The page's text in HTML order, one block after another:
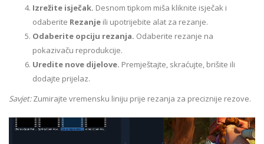
Izrežite isječak. Desnom tipkom miša kliknite isječak i
odaberite Rezanje ili upotrijebite alat za rezanje.
Odaberite opciju rezanja. Odaberite rezanje na
pokazivaču reprodukcije.
Uredite nove dijelove. Premještajte, skraćujte, brišite ili
dodajte prijelaz.
Savjet:Zumirajte vremensku liniju prije rezanja za preciznije rezove.